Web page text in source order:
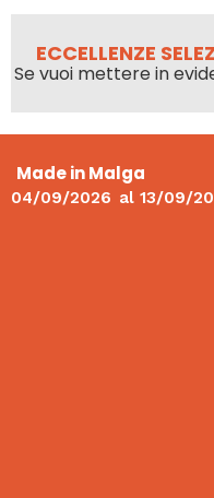
ECCELLENZE
Se vuoi mettere in
Made in Malga
04/09/2026 al 13/09/